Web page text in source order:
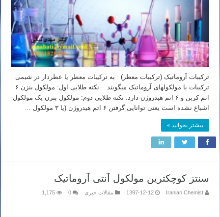
ترکیبات آروماتیک (ترکیبات معطر) به ترکیبات معطر یا عطردار در شیمی
ترکیبات یا مولکولهای آروماتیک میگویند. نکته طلایی اول: مولکول بنزن ۶
اتم کربن و ۶ اتم هیدروژن دارد. نکته طلایی دوم: مولکول بنزن یک مولکول
اشباع نشده است یعنی توانایی گرفتن ۶ اتم هیدروژن (یا ۳ مولکول …
بیشتر بخوانید »
سنتز کوچکترین مولکول آنتی آروماتیک
Iranian Chemist
1397-12-12 مقالات خبری 0
1,175